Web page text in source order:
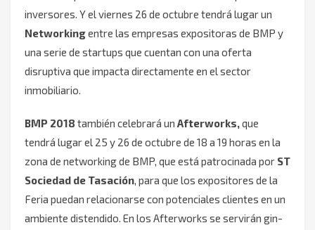
inversores. Y el viernes 26 de octubre tendrá lugar un
Networkingentre las empresas expositoras de BMP y
una serie de startups que cuentan con una oferta
disruptiva que impacta directamente en el sector
inmobiliario.
BMP 2018 también celebrará un Afterworks,que
tendrá lugar el 25 y 26 de octubre de 18 a 19 horas en la
zona de networking de BMP, que está patrocinada por ST
Sociedad de Tasación, para que los expositores de la
Feria puedan relacionarse con potenciales clientes en un
ambiente distendido. En los Afterworks se servirán gin-